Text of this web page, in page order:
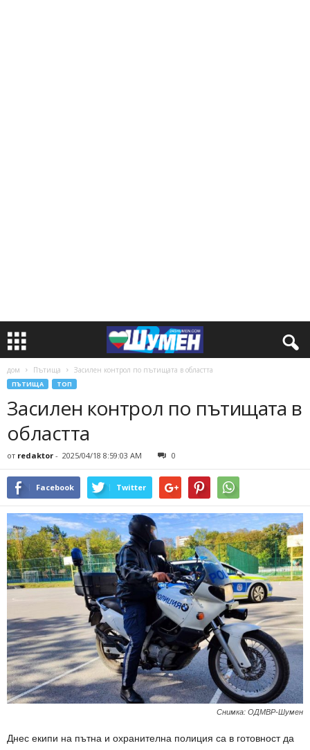
дом Пътища Засилен контрол по пътищата в областта
ПЪТИЩА ТОП
Засилен контрол по пътищата в
областта
от redaktor - 2025/04/18 8:59:03 AM 0
Facebook Twitter
Снимка: ОДМВР-Шумен
Днес екипи на пътна и охранителна полиция са в готовност да